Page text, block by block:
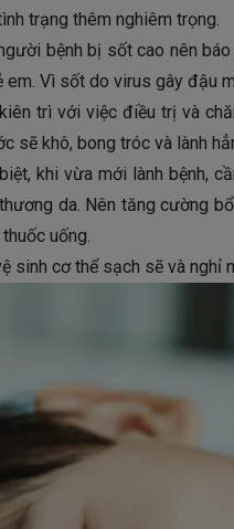
trạng thêm nghiêm trọng.
bệnh bị sốt cao nên
em. Vì sốt do virus gây đậu
trì với việc điều trị và
sẽ khô, bong tróc và lành
khi vừa mới lành bệnh,
da. Nên tăng cường
uống.
sinh cơ thể sạch sẽ và nghỉ